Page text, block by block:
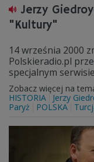
Jerzy
"Kultury"
14 września 2000
Polskieradio.pl
specjalnym
Zobacz więcej na
HISTORIA
Jerzy
Paryż
POLSKA